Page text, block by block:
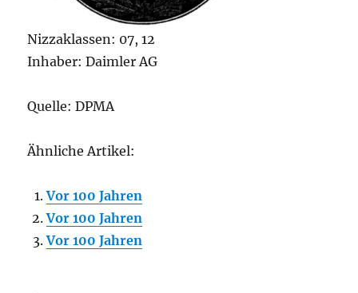
Nizzaklassen: 07, 12
Inhaber: Daimler AG
Quelle: DPMA
Ähnliche Artikel:
Vor 100 Jahren
Vor 100 Jahren
Vor 100 Jahren